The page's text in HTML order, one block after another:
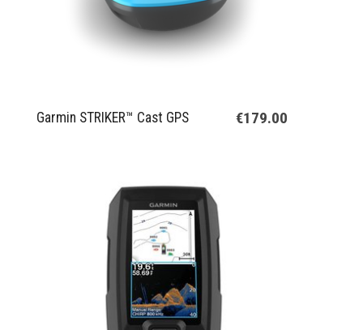
Garmin STRIKER™ Cast GPS €179.00